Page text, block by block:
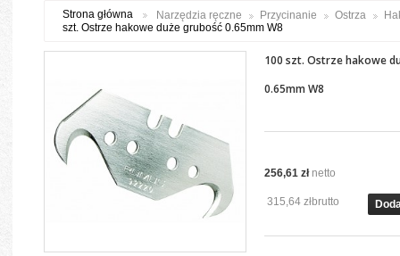
Strona główna Narzędzia ręczne Przycinanie Ostrza
szt. Ostrze hakowe duże grubość 0.65mm W8
100 szt. Ostrze hakowe
0.65mm W8
256,61 złnetto
315,64 złbrutto